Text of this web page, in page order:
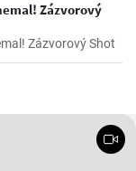
Takýto DOMÁCI ZÁZVOROVÝ SIRUP si ešte nemal! Zázvorový Shot